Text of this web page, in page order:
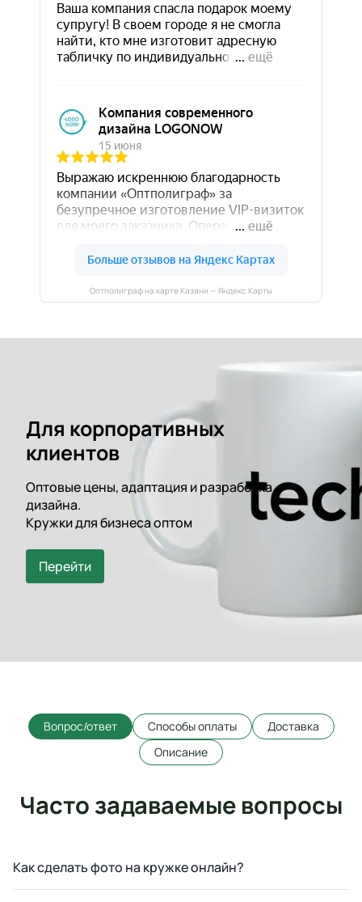
Оптполиграф на карте Казани — Яндекс Карты
Для корпоративных
клиентов
Оптовые цены, адаптация и разработка
дизайна.
Кружки для бизнеса оптом
Перейти
Вопрос/ответ Способы оплаты
Доставка
Описание
Часто задаваемые вопросы
Как сделать фото на кружке онлайн?